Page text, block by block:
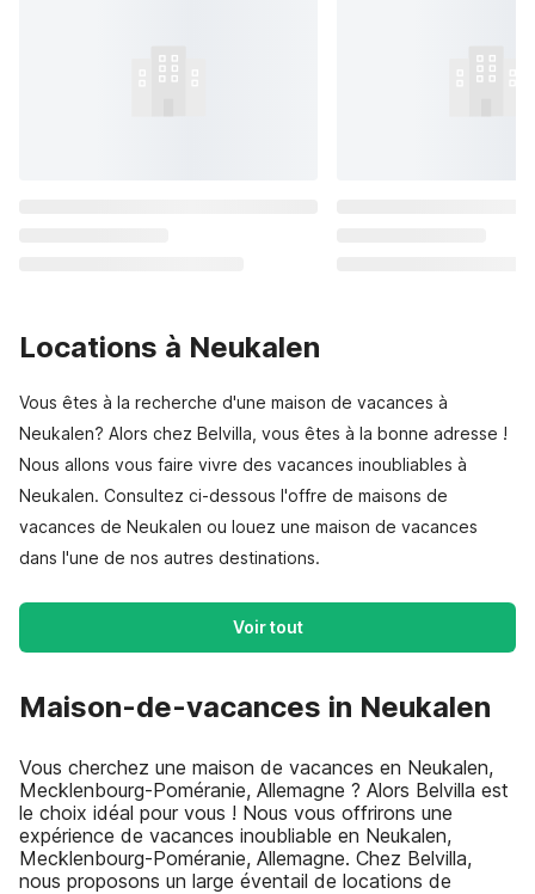
Locations à Neukalen
Vous êtes à la recherche d'une maison de vacances à
Neukalen? Alors chez Belvilla, vous êtes à la bonne adresse !
Nous allons vous faire vivre des vacances inoubliables à
Neukalen. Consultez ci-dessous l'offre de maisons de
vacances de Neukalen ou louez une maison de vacances
dans l'une de nos autres destinations.
Voir tout
Maison-de-vacances in Neukalen
Vous cherchez une maison de vacances en Neukalen,
Mecklenbourg-Poméranie, Allemagne ? Alors Belvilla est
le choix idéal pour vous ! Nous vous offrirons une
expérience de vacances inoubliable en Neukalen,
Mecklenbourg-Poméranie, Allemagne. Chez Belvilla,
nous proposons un large éventail de locations de